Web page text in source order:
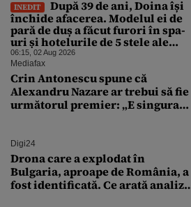
INEDIT
După 39 de ani, Doina își
închide afacerea. Modelul ei de
pară de duș a făcut furori în spa-
uri și hotelurile de 5 stele ale
lumii. Ce nu a mai mers
06:15, 02 Aug 2026
Mediafax
Crin Antonescu spune că
Alexandru Nazare ar trebui să fie
următorul premier: „E singura
Digi24
Drona care a explodat în
Bulgaria, aproape de România, a
fost identificată. Ce arată analiza